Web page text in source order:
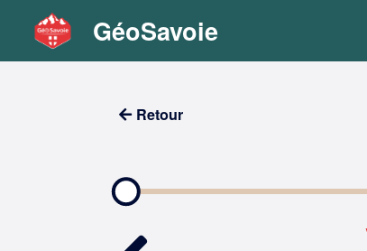
GéoSavoie
Retour